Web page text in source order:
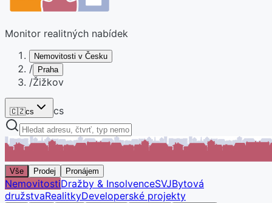
Monitor realitných nabídek
Nemovitosti v Česku
/ Praha
/Žižkov
🇨🇿cs cs
Vše Prodej Pronájem
NemovitostiDražby & InsolvenceSVJBytová
družstvaRealitkyDeveloperské projekty